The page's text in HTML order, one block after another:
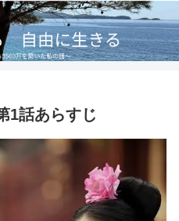
1話あらすじ